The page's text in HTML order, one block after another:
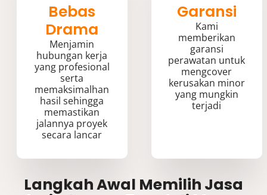
Bebas
Drama
Menjamin
hubungan kerja
yang profesional
serta
memaksimalhan
hasil sehingga
memastikan
jalannya proyek
secara lancar
Garansi
Kami
memberikan
garansi
perawatan untuk
mengcover
kerusakan minor
yang mungkin
terjadi
Langkah Awal Memilih Jasa